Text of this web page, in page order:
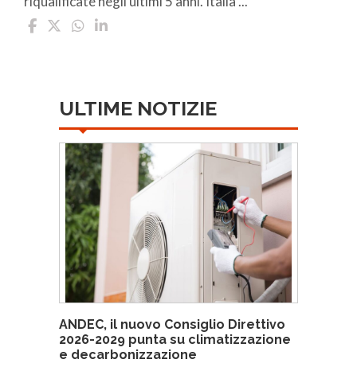
ULTIME NOTIZIE
ANDEC, il nuovo Consiglio Direttivo
2026-2029 punta su climatizzazione
e decarbonizzazione